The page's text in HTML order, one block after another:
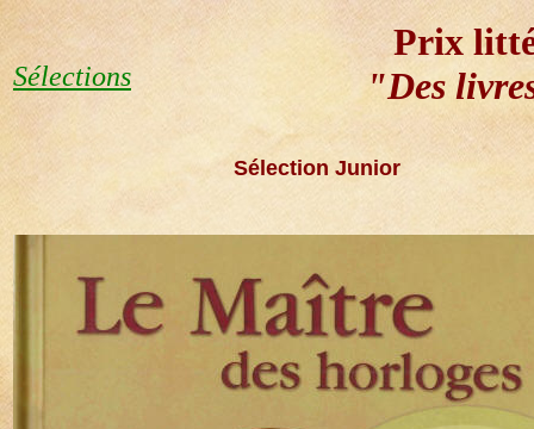
Sélections
Prix
"Des
Sélection Junior